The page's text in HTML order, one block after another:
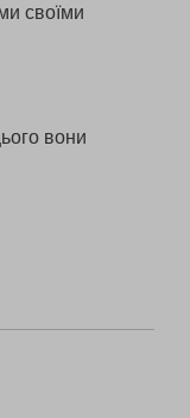
своїми
вони